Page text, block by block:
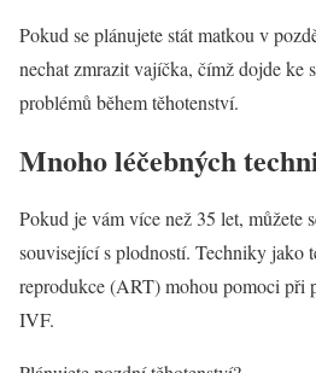
Pokud se plánujete stát matkou v
nechat zmrazit vajíčka, čímž dojde ke
problémů během těhotenství.
Mnoho léčebných
Pokud je vám více než 35 let, můžete
související s plodností. Techniky jako
reprodukce (ART) mohou pomoci při
IVF.